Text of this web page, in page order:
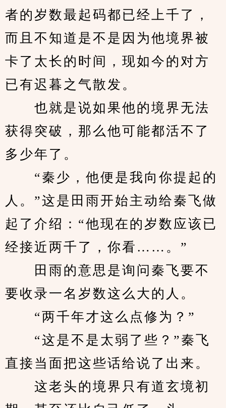
者的岁数最起码都已经上千了，
而且不知道是不是因为他境界被
卡了太长的时间，现如今的对方
已有迟暮之气散发。
也就是说如果他的境界无法
获得突破，那么他可能都活不了
多少年了。
“秦少，他便是我向你提起的
人。”这是田雨开始主动给秦飞做
起了介绍：“他现在的岁数应该已
经接近两千了，你看……。”
田雨的意思是询问秦飞要不
要收录一名岁数这么大的人。
“两千年才这么点修为？”
“这是不是太弱了些？”秦飞
直接当面把这些话给说了出来。
这老头的境界只有道玄境初